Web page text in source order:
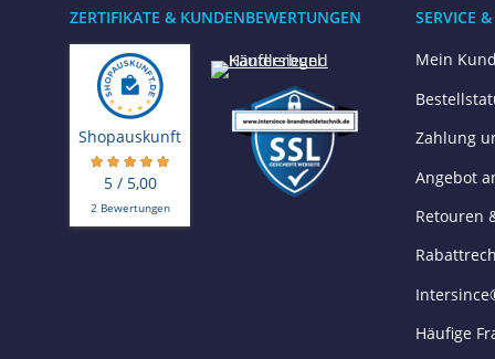
ZERTIFIKATE & KUNDENBEWERTUNGEN
Shopauskunft
5 / 5,00
2 Bewertungen
SERVICE
Mein
Zahlung
Angebot
Retouren
Häufige